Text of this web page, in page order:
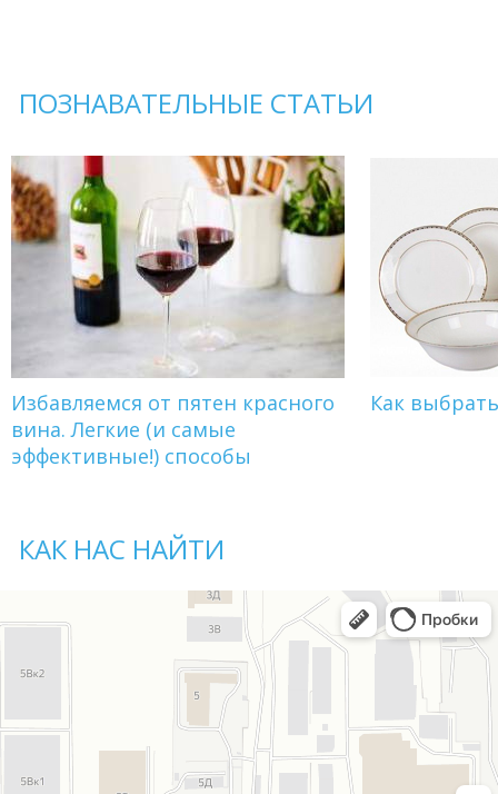
ПОЗНАВАТЕЛЬНЫЕ СТАТЬИ
Избавляемся от пятен красного
вина. Легкие (и самые
эффективные!) способы
Как
КАК НАС НАЙТИ